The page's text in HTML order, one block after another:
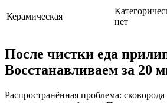
Керамическая
нет
После чистки еда
Восстанавливаем за 20
Распространённая проблема: